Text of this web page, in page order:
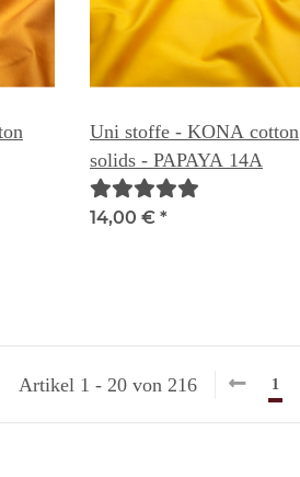
Uni stoffe - KONA cotton
solids - PAPAYA 14A
14,00 € *
Artikel 1 - 20 von 216 1